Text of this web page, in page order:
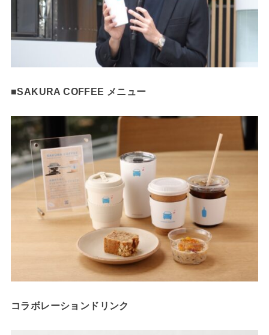
■SAKURA COFFEE メニュー
コラボレーションドリンク